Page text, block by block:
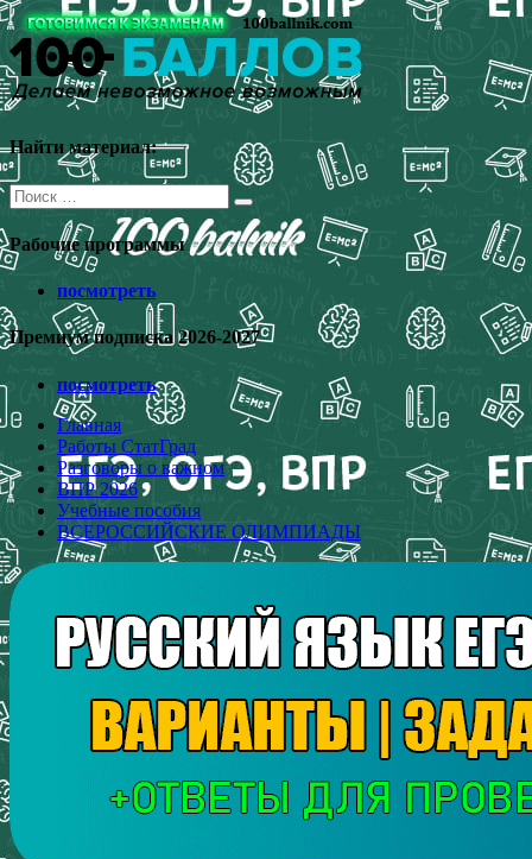
Перейти
к
содержимому
Найти материал:
Поиск
для:
Рабочие программы
посмотреть
Премиум подписка 2026-2027
посмотреть
Главная
Работы СтатГрад
Разговоры о важном
ВПР 2026
Учебные пособия
ВСЕРОССИЙСКИЕ ОЛИМПИАДЫ